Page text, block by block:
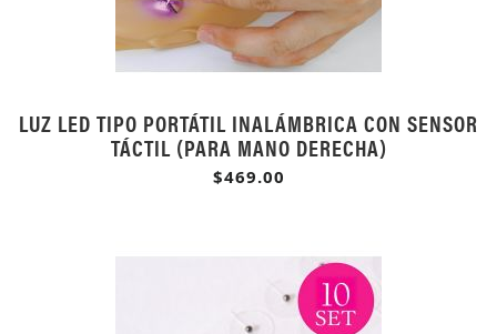
LUZ LED TIPO PORTÁTIL INALÁMBRICA CON SENSOR
TÁCTIL (PARA MANO DERECHA)
$469.00